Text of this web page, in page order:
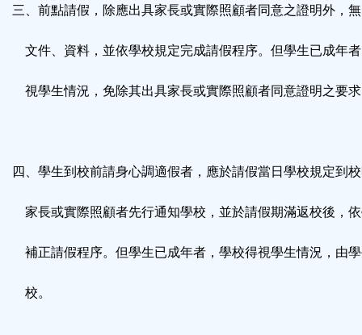
三、前點請假，除應出具家長或實際照顧者同意之證明外，
文件、資料，並依學校規定完成請假程序。但學生已成年
視學生情況，免除其出具家長或實際照顧者同意證明之要
四、學生到校前請身心調適假者，應於請假當日學校規定到
家長或實際照顧者先行通知學校，並於請假期滿返校後，
補正請假程序。但學生已成年者，學校得視學生情況，由
校。